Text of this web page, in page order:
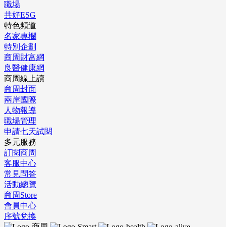
職場
共好ESG
特色頻道
名家專欄
特別企劃
商周財富網
良醫健康網
商周線上讀
商周封面
兩岸國際
人物報導
職場管理
申請七天試閱
多元服務
訂閱商周
客服中心
常見問答
活動總覽
商周Store
會員中心
序號兌換